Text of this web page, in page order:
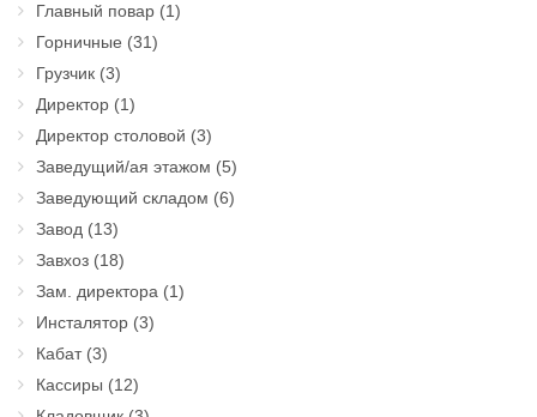
Главный повар (1)
Горничные (31)
Грузчик (3)
Директор (1)
Директор столовой (3)
Заведущий/ая этажом (5)
Заведующий складом (6)
Завод (13)
Завхоз (18)
Зам. директора (1)
Инсталятор (3)
Кабат(3)
Кассиры (12)